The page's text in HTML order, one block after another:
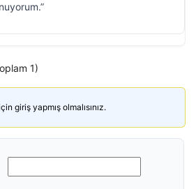
1)
giriş yapmış olmalısınız.